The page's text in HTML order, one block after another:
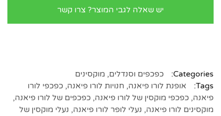
יש שאלה לגבי המוצר? צרו קשר
Categories: כפכפים וסנדלים, מוקסינים
Tags:
אופנת לורו פיאנה, חנויות לורו פיאנה, כפכפי לורו
פיאנה, כפכפי מוקסין של לורו פיאנה, כפכפים של לורו פיאנה,
מוקסינים לורו פיאנה, נעלי לופר לורו פיאנה, נעלי מוקסין של